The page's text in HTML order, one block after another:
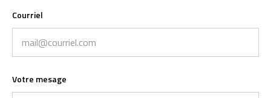
Courriel
Votre mesage